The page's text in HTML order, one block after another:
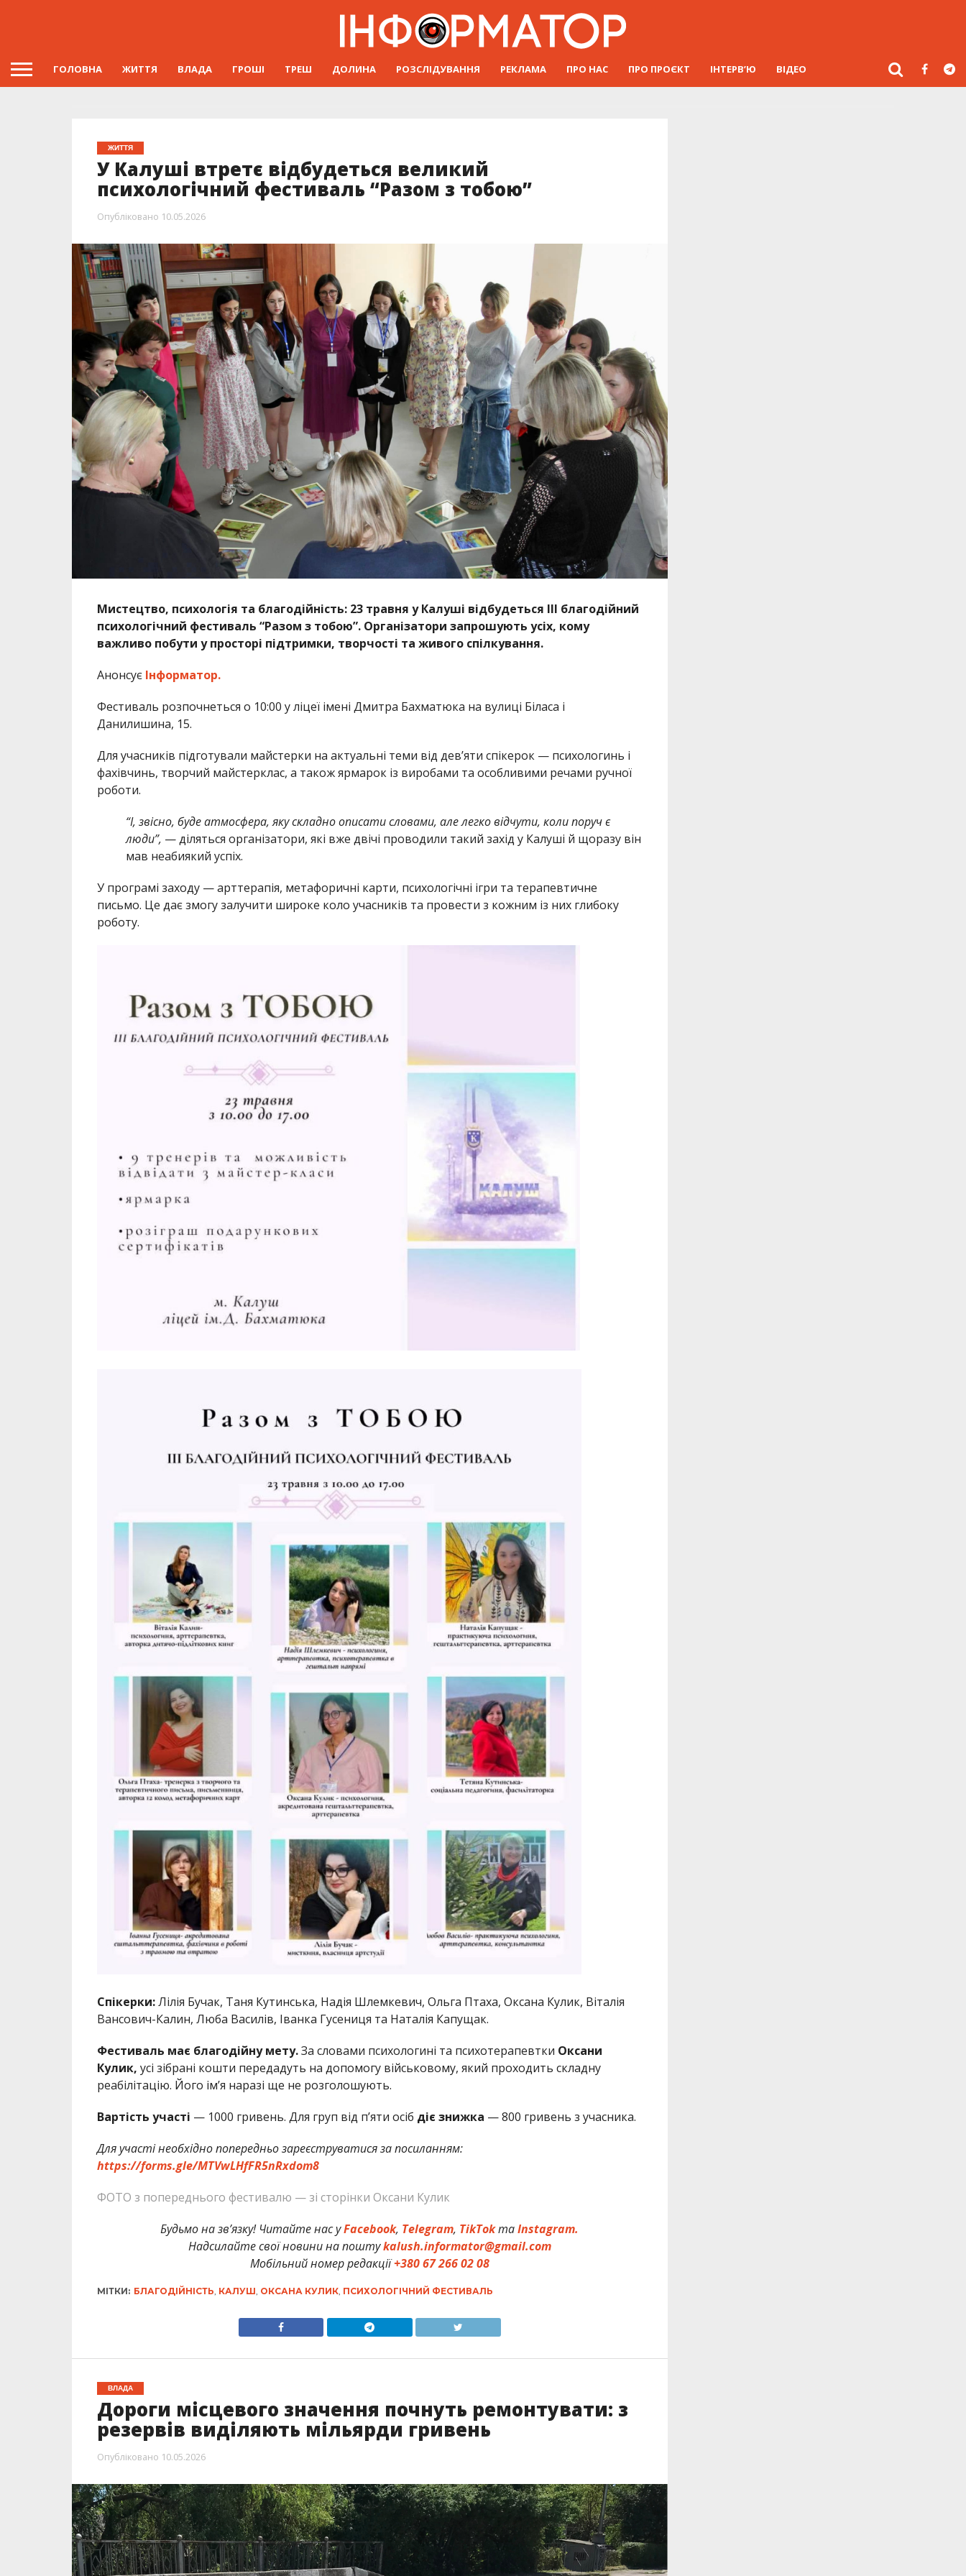
ГОЛОВНА ЖИТТЯ ВЛАДА ГРОШІ ТРЕШ ДОЛИНА РОЗСЛІДУВАННЯ РЕКЛАМА ПРО НАС ПРО ПРОЄКТ ІНТЕРВ’Ю ВІДЕО
ЖИТТЯ
У Калуші втретє відбудеться великий
психологічний фестиваль “Разом з тобою”
Опубліковано 10.05.2026
Мистецтво, психологія та благодійність: 23 травня у Калуші відбудеться ІІІ благодійний
психологічний фестиваль “Разом з тобою”. Організатори запрошують усіх, кому
важливо побути у просторі підтримки, творчості та живого спілкування.
Анонсує Інформатор.
Фестиваль розпочнеться о 10:00 у ліцеї імені Дмитра Бахматюка на вулиці Біласа і
Данилишина, 15.
Для учасників підготували майстерки на актуальні теми від дев’яти спікерок — психологинь і
фахівчинь, творчий майстерклас, а також ярмарок із виробами та особливими речами ручної
роботи.
“І, звісно, буде атмосфера, яку складно описати словами, але легко відчути, коли поруч є
люди”, — діляться організатори, які вже двічі проводили такий захід у Калуші й щоразу він
мав неабиякий успіх.
У програмі заходу — арттерапія, метафоричні карти, психологічні ігри та терапевтичне
письмо. Це дає змогу залучити широке коло учасників та провести з кожним із них глибоку
роботу.
Спікерки:Лілія Бучак, Таня Кутинська, Надія Шлемкевич, Ольга Птаха, Оксана Кулик, Віталія
Вансович-Калин, Люба Василів, Іванка Гусениця та Наталія Капущак.
Фестиваль має благодійну мету.За словами психологині та психотерапевтки Оксани
Кулик, усі зібрані кошти передадуть на допомогу військовому, який проходить складну
реабілітацію. Його ім’я наразі ще не розголошують.
Вартість участі — 1000 гривень. Для груп від п’яти осіб діє знижка — 800 гривень з учасника.
Для участі необхідно попередньо зареєструватися за посиланням:
https://forms.gle/MTVwLHfFR5nRxdom8
ФОТО з попереднього фестивалю — зі сторінки Оксани Кулик
Будьмо на зв’язку! Читайте нас уFacebook, Telegram, TikTokтаInstagram.
Надсилайте свої новини на поштуkalush.informator@gmail.com
Мобільний номер редакції+380 67 266 02 08
МІТКИ: БЛАГОДІЙНІСТЬ, КАЛУШ, ОКСАНА КУЛИК, ПСИХОЛОГІЧНИЙ ФЕСТИВАЛЬ
ВЛАДА
Дороги місцевого значення почнуть ремонтувати: з
резервів виділяють мільярди гривень
Опубліковано 10.05.2026